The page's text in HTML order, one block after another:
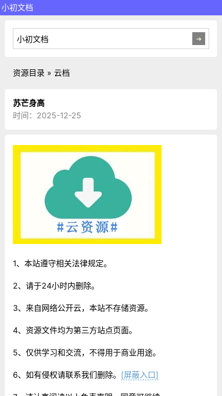
小初文档
资源目录 » 云档
苏芒身高
时间：2025-12-25
1、本站遵守相关法律规定。
2、请于24小时内删除。
3、来自网络公开云，本站不存储资源。
4、资源文件均为第三方站点页面。
5、仅供学习和交流，不得用于商业用途。
6、如有侵权请联系我们删除。 [屏蔽入口]